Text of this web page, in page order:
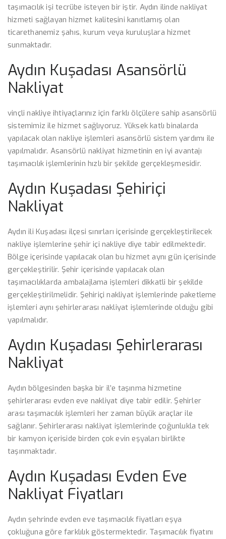
taşımacılık işi tecrübe isteyen bir iştir. Aydın ilinde nakliyat
hizmeti sağlayan hizmet kalitesini kanıtlamış olan
ticarethanemiz şahıs, kurum veya kuruluşlara hizmet
sunmaktadır.
Aydın Kuşadası Asansörlü
Nakliyat
vinçli nakliye ihtiyaçlarınız için farklı ölçülere sahip asansörlü
sistemimiz ile hizmet sağlıyoruz. Yüksek katlı binalarda
yapılacak olan nakliye işlemleri asansörlü sistem yardımı ile
yapılmalıdır. Asansörlü nakliyat hizmetinin en iyi avantajı
taşımacılık işlemlerinin hızlı bir şekilde gerçekleşmesidir.
Aydın Kuşadası Şehiriçi
Nakliyat
Aydın ili Kuşadası ilçesi sınırları içerisinde gerçekleştirilecek
nakliye işlemlerine şehir içi nakliye diye tabir edilmektedir.
Bölge içerisinde yapılacak olan bu hizmet aynı gün içerisinde
gerçekleştirilir. Şehir içerisinde yapılacak olan
taşımacılıklarda ambalajlama işlemleri dikkatli bir şekilde
gerçekleştirilmelidir. Şehiriçi nakliyat işlemlerinde paketleme
işlemleri aynı şehirlerarası nakliyat işlemlerinde olduğu gibi
yapılmalıdır.
Aydın Kuşadası Şehirlerarası
Nakliyat
Aydın bölgesinden başka bir il’e taşınma hizmetine
şehirlerarası evden eve nakliyat diye tabir edilir. Şehirler
arası taşımacılık işlemleri her zaman büyük araçlar ile
sağlanır. Şehirlerarası nakliyat işlemlerinde çoğunlukla tek
bir kamyon içeriside birden çok evin eşyaları birlikte
taşınmaktadır.
Aydın Kuşadası Evden Eve
Nakliyat Fiyatları
Aydın şehrinde evden eve taşımacılık fiyatları eşya
çokluğuna göre farklılık göstermektedir. Taşımacılık fiyatını